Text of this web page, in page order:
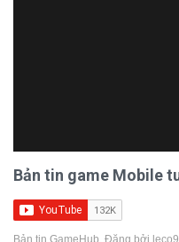
Bản tin game Mobile
Bản tin GameHub, Đăng bởi